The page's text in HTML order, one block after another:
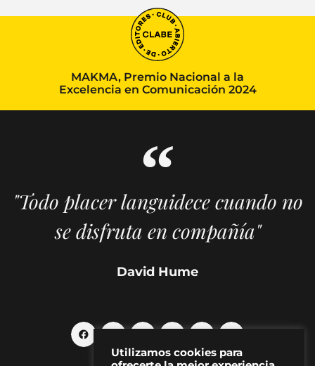
MAKMA, Premio Nacional a la
Excelencia en Comunicación 2024
"Todo placer languidece cuando no
se disfruta en compañía"
David Hume
Utilizamos cookies para